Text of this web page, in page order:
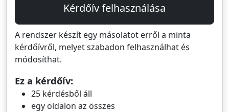
Kérdőív felhasználása
A rendszer készít egy másolatot erről a minta
kérdőívről, melyet szabadon felhasználhat és
módosíthat.
Ez a kérdőív:
25 kérdésből áll
egy oldalon az összes